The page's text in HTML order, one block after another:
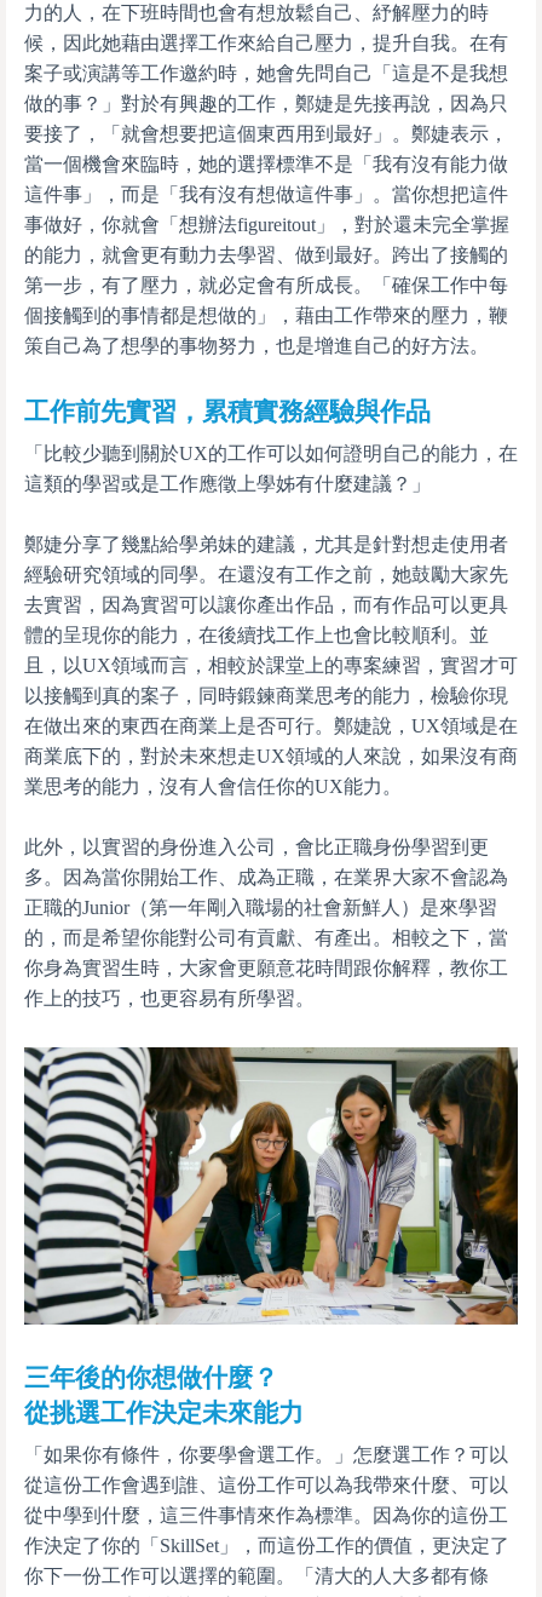
力的人，在下班時間也會有想放鬆自己、紓解壓力的時
候，因此她藉由選擇工作來給自己壓力，提升自我。在有
案子或演講等工作邀約時，她會先問自己「這是不是我想
做的事？」對於有興趣的工作，鄭婕是先接再說，因為只
要接了，「就會想要把這個東西用到最好」。鄭婕表示，
當一個機會來臨時，她的選擇標準不是「我有沒有能力做
這件事」，而是「我有沒有想做這件事」。當你想把這件
事做好，你就會「想辦法figureitout」，對於還未完全掌握
的能力，就會更有動力去學習、做到最好。跨出了接觸的
第一步，有了壓力，就必定會有所成長。「確保工作中每
個接觸到的事情都是想做的」，藉由工作帶來的壓力，鞭
策自己為了想學的事物努力，也是增進自己的好方法。
工作前先實習，累積實務經驗與作品
「比較少聽到關於UX的工作可以如何證明自己的能力，在
這類的學習或是工作應徵上學姊有什麼建議？」
鄭婕分享了幾點給學弟妹的建議，尤其是針對想走使用者
經驗研究領域的同學。在還沒有工作之前，她鼓勵大家先
去實習，因為實習可以讓你產出作品，而有作品可以更具
體的呈現你的能力，在後續找工作上也會比較順利。並
且，以UX領域而言，相較於課堂上的專案練習，實習才可
以接觸到真的案子，同時鍛鍊商業思考的能力，檢驗你現
在做出來的東西在商業上是否可行。鄭婕說，UX領域是在
商業底下的，對於未來想走UX領域的人來說，如果沒有商
業思考的能力，沒有人會信任你的UX能力。
此外，以實習的身份進入公司，會比正職身份學習到更
多。因為當你開始工作、成為正職，在業界大家不會認為
正職的Junior（第一年剛入職場的社會新鮮人）是來學習
的，而是希望你能對公司有貢獻、有產出。相較之下，當
你身為實習生時，大家會更願意花時間跟你解釋，教你工
作上的技巧，也更容易有所學習。
三年後的你想做什麼？
從挑選工作決定未來能力
「如果你有條件，你要學會選工作。」怎麼選工作？可以
從這份工作會遇到誰、這份工作可以為我帶來什麼、可以
從中學到什麼，這三件事情來作為標準。因為你的這份工
作決定了你的「SkillSet」，而這份工作的價值，更決定了
你下一份工作可以選擇的範圍。「清大的人大多都有條